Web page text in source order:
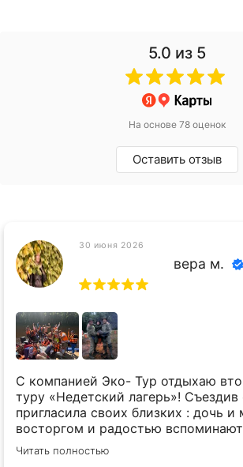
5.0 из 5
На основе 78 оценок
Оставить отзыв
30 июня 2026
вера м.
С компанией Эко- Тур отдыхаю
туру «Недетский лагерь»!
пригласила своих близких : дочь
восторгом и радостью
проведенные вместе с
отдыхающими!😃 море эмоций,
Читать полностью